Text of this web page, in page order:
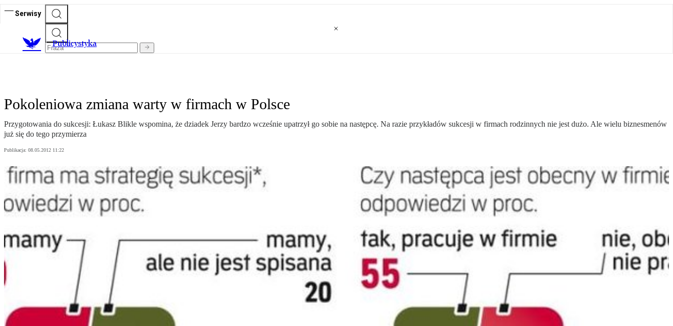
Serwisy
Publicystyka
Pokoleniowa zmiana warty w firmach w Polsce
Przygotowania do sukcesji: Łukasz Blikle wspomina, że dziadek Jerzy bardzo wcześnie upatrzył go sobie na następcę. Na razie przykładów sukcesji w firmach rodzinnych nie jest dużo. Ale wielu biznesmenów
już się do tego przymierza
Publikacja: 08.05.2012 11:22